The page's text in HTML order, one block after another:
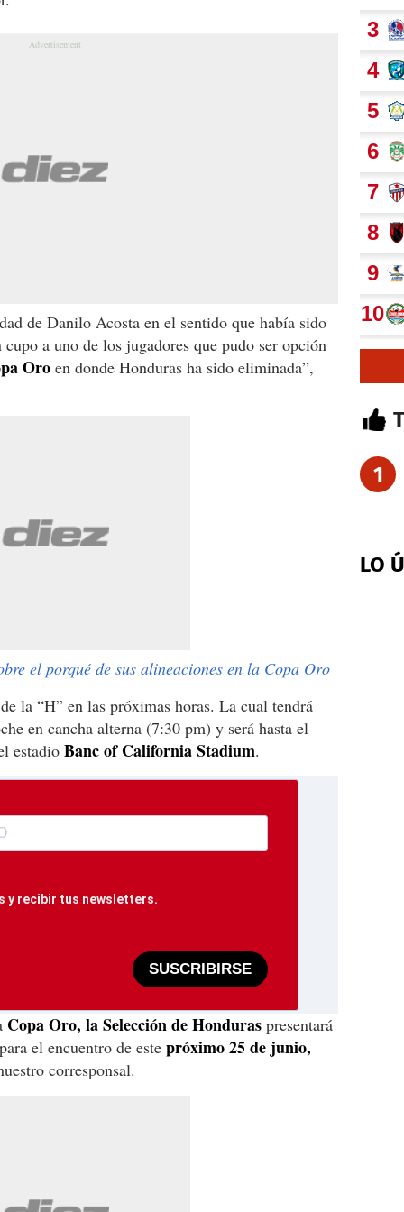
de Danilo Acosta en el sentido que había sido
a uno de los jugadores que pudo ser opción
Oro en donde Honduras ha sido eliminada”,
el porqué de sus alineaciones en la Copa Oro
la “H” en las próximas horas. La cual tendrá
en cancha alterna (7:30 pm) y será hasta el
estadio Banc of California Stadium.
y recibir tus newsletters.
SUSCRIBIRSE
Copa Oro, la Selección de Honduras presentará
el encuentro de este próximo 25 de junio,
corresponsal.
1
LO